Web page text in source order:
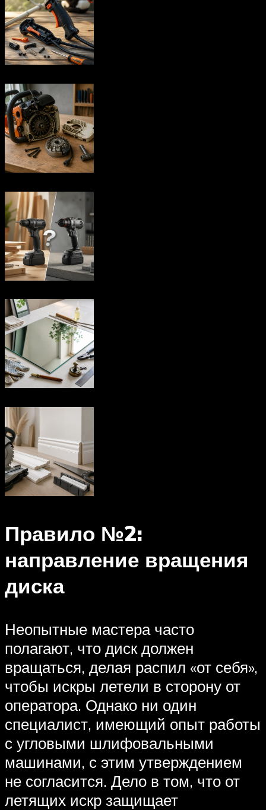
Правило №2:
направление вращения
диска
Неопытные мастера часто
полагают, что диск должен
вращаться, делая распил «от себя»,
чтобы искры летели в сторону от
оператора. Однако ни один
специалист, имеющий опыт работы
с угловыми шлифовальными
машинами, с этим утверждением
не согласится. Дело в том, что от
летящих искр защищает